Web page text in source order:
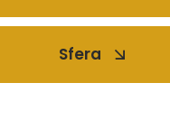
Sfera